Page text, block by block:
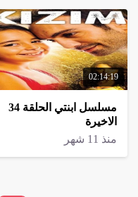
02:14:19
مسلسل ابنتي الحلقة 34
الاخيرة
منذ 11 شهر